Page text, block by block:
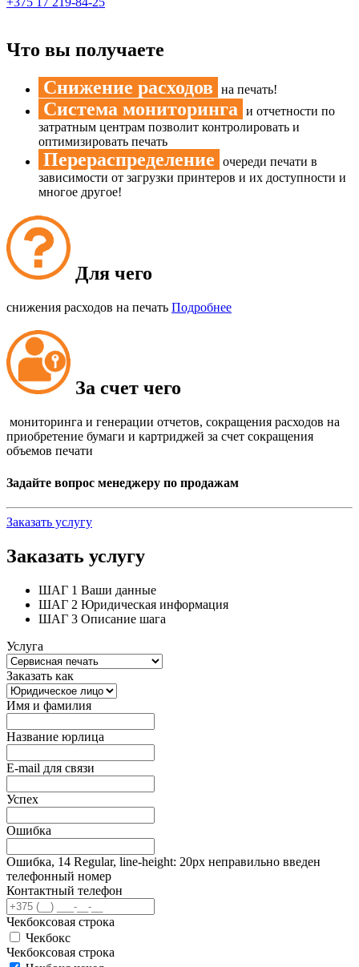
Что вы получаете
Снижение расходов на печать!
Система мониторинга
и отчетности по
затратным центрам позволит контролировать и
оптимизировать печать
Перераспределение
очереди печати в
зависимости от загрузки принтеров и их доступности и
многое другое!
Для чего
снижения расходов на печать Подробнее
За счет чего
мониторинга и генерации отчетов, сокращения расходов на
приобретение бумаги и картриджей за счет сокращения
объемов печати
Задайте вопрос менеджеру по продажам
Заказать услугу
Заказать услугу
ШАГ 1 Ваши данные
ШАГ 2 Юридическая информация
ШАГ 3 Описание шага
Услуга
Заказать как
Имя и фамилия
Название юрлица
E-mail для связи
Успех
Ошибка
Ошибка, 14 Regular, line-height: 20px неправильно введен
телефонный номер
Контактный телефон
Чекбоксовая строка
Чекбокс
Чекбоксовая строка